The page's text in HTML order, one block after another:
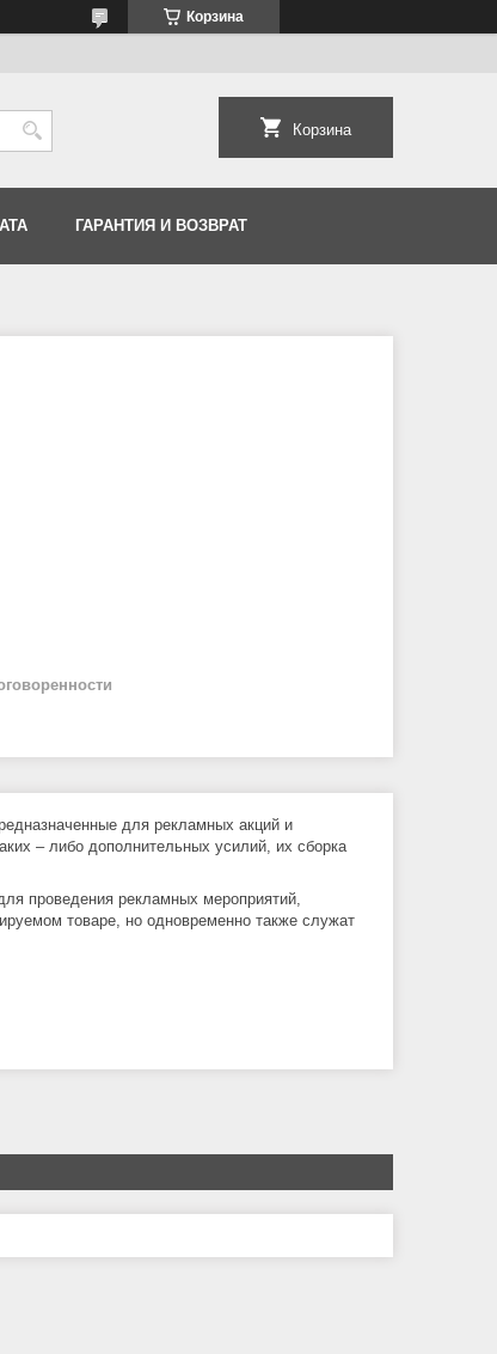
Корзина
Корзина
ГАРАНТИЯ И ВОЗВРАТ
для рекламных акций и
– либо дополнительных усилий, их сборка
проведения рекламных мероприятий,
товаре, но одновременно также служат